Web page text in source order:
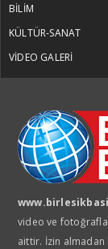
BİLİM
KÜLTÜR-SANAT
VİDEO GALERİ
video ve
aittir. İzin